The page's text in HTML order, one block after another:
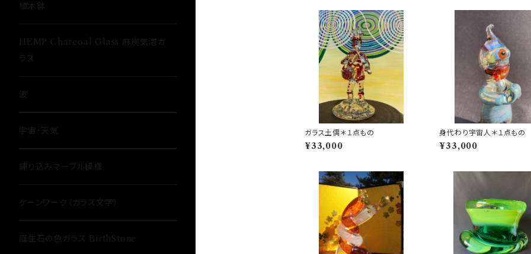
ガラス土偶＊１点もの
¥33,000
身代わり宇宙人＊１点もの
¥33,000
ワイングラス~Wine Glass
フリーグラス〜FREEEE
植木鉢
HEMP Charcoal Glass 麻炭気泡ガ
ラス
波
宇宙・天気
練り込みマーブル模様
ケーンワーク（ガラス文字）
誕生石の色ガラス BirthStone